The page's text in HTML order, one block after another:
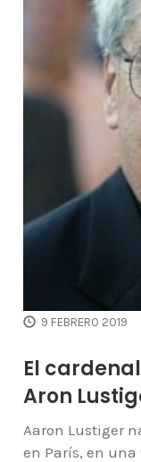
9 FEBRERO 2019
El
Aron
Aaron Lustiger
en París, en